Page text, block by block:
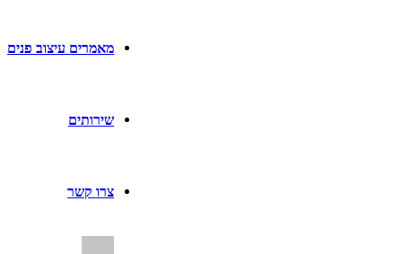
מאמרים עיצוב פנים
שירותים
צרו קשר